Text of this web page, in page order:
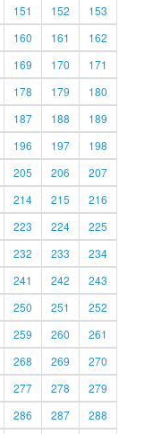
151 152
153
160 161
162
169 170
171
178 179
180
187 188
189
196 197
198
205 206
207
214 215
216
223 224
225
232 233
234
241 242
243
250 251
252
259 260
261
268 269
270
277 278
279
286 287
288